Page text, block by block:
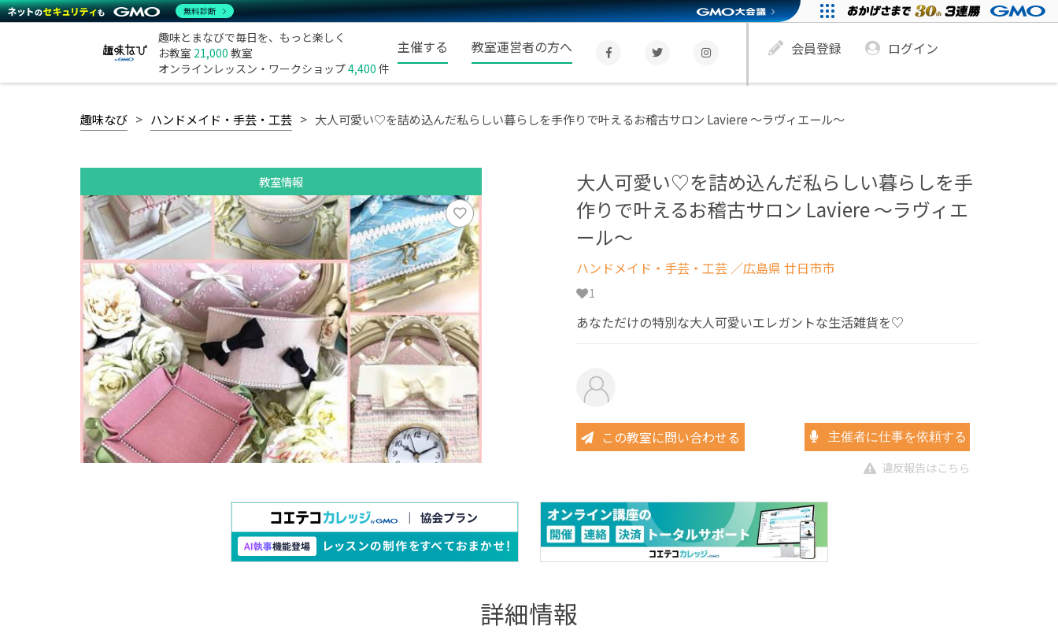
趣味とまなびで毎日を、もっと楽しく
お教室 21,000 教室
オンラインレッスン・ワークショップ4,400 件
主催する 教室運営者の方へ 会員登録 ログイン
趣味なび ハンドメイド・手芸・工芸 大人可愛い♡を詰め込んだ私らしい暮らしを手作りで叶えるお稽古サロン Laviere ～ラヴィエール～
教室情報
大人可愛い♡を詰め込んだ私らしい暮らしを手
作りで叶えるお稽古サロン Laviere ～ラヴィエ
ール～
ハンドメイド・手芸・工芸 ／広島県 廿日市市
1
あなただけの特別な大人可愛いエレガントな生活雑貨を♡
この教室に問い合わせる 主催者に仕事を依頼する
違反報告はこちら
詳細情報
無料診断